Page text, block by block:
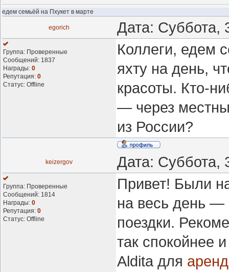
едем семьёй на Пхукет в марте
egorich Дата: Суббота,
Группа: Проверенные
Сообщений: 1837
Награды: 0
Репутация: 0
Статус: Offline
Коллеги, едем
яхту на день,
красоты. Кто-
— через
из России?
keizergov Дата: Суббота,
Группа: Проверенные
Сообщений: 1814
Награды: 0
Репутация: 0
Статус: Offline
Привет! Были
на весь день —
поездки.
так спокойнее
Aldita для